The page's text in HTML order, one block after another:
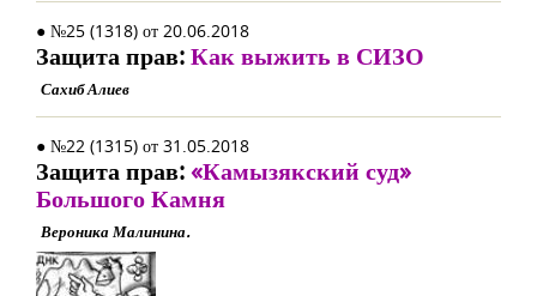
● №25 (1318) от 20.06.2018
Защита прав:Как выжить в СИЗО
Сахиб Алиев
● №22 (1315) от 31.05.2018
Защита прав:«Камызякский суд»
Большого Камня
Вероника Малинина.